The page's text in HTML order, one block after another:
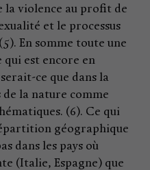
la violence au profit de
et le processus
En somme toute une
est encore en
ce que dans la
de la nature comme
(6). Ce qui
géographique
dans les pays où
(Italie, Espagne) que